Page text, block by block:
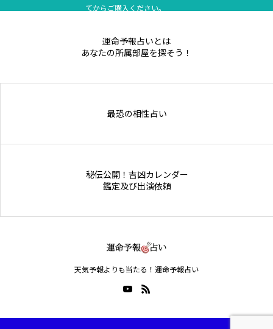
てからご購入ください。
運命予報占いとは
あなたの所属部屋を探そう！
最恐の相性占い
秘伝公開！吉凶カレンダー
鑑定及び出演依頼
天気予報よりも当たる！運命予報占い